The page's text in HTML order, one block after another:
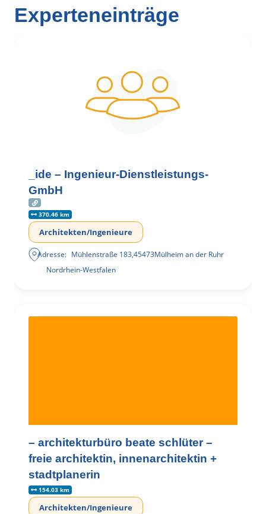
Experteneinträge
_ide – Ingenieur-Dienstleistungs-
GmbH
370.46 km
Architekten/Ingenieure
Adresse: Mühlenstraße 183,45473Mülheim an der Ruhr
Nordrhein-Westfalen
– architekturbüro beate schlüter –
freie architektin, innenarchitektin +
stadtplanerin
154.03 km
Architekten/Ingenieure